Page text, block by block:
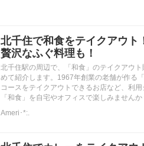
北千住で和食をテイクアウト
贅沢なふぐ料理も！
北千住駅の周辺で、「和食」のテイクアウ
めて紹介します。1967年創業の老舗が作る
コースをテイクアウトできるお店など、利
「和食」を自宅やオフィスで楽しみません
Ameri･*:.